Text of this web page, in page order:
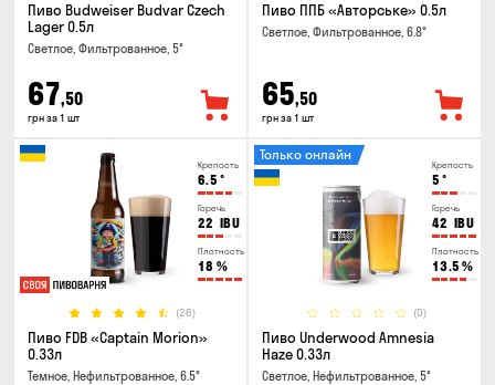
Пиво Budweiser Budvar Czech
Lager 0.5л
Светлое, Фильтрованное, 5°
67,50
грн за 1 шт
Пиво ППБ «Авторське» 0.5л
Светлое, Фильтрованное, 6.8°
65,50
грн за 1 шт
Крепость
6.5 °
Горечь
22 IBU
Плотность
18 %
(26)
Пиво FDB «Captain Morion»
0.33л
Темное, Нефильтрованное, 6.5°
Крепость
5 °
Горечь
42 IBU
Плотность
13.5 %
(0)
Только онлайн
Пиво Underwood Amnesia
Haze 0.33л
Светлое, Нефильтрованное, 5°